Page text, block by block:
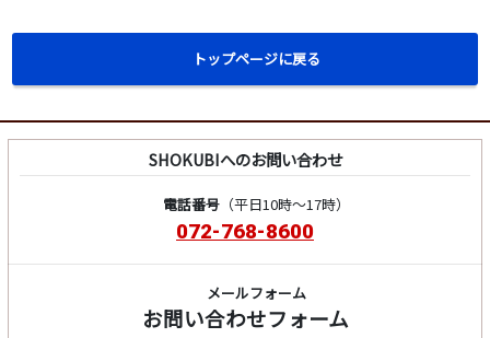
トップページに戻る
SHOKUBIへのお問い合わせ
電話番号（平日10時～17時）
072-768-8600
メールフォーム
お問い合わせフォーム